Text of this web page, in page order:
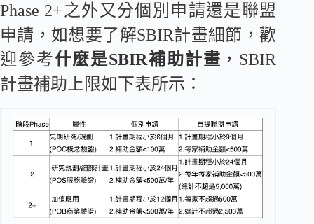
Phase 2+之外又分個別申請還是聯盟
申請，如想要了解SBIR計畫細節，歡
迎參考什麼是SBIR補助計畫 ，SBIR
計畫補助上限如下表所示：